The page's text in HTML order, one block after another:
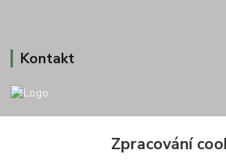
Kontakt
+420 775693830
Otevírací doba: PO-PÁ: 9:00-16:00 NUTNÁ
Zpracování